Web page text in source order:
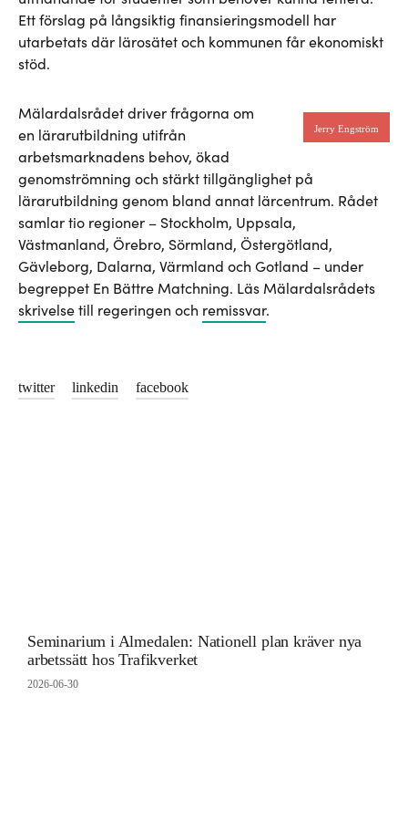
Ett förslag på långsiktig finansieringsmodell har
utarbetats där lärosätet och kommunen får ekonomiskt
stöd.
Jerry Engström
Mälardalsrådet driver frågorna om
en lärarutbildning utifrån
arbetsmarknadens behov, ökad
genomströmning och stärkt tillgänglighet på
lärarutbildning genom bland annat lärcentrum. Rådet
samlar tio regioner – Stockholm, Uppsala,
Västmanland, Örebro, Sörmland, Östergötland,
Gävleborg, Dalarna, Värmland och Gotland – under
begreppet En Bättre Matchning. Läs Mälardalsrådets
skrivelse till regeringen och remissvar.
twitter linkedin facebook
Seminarium i Almedalen: Nationell plan kräver nya
arbetssätt hos Trafikverket
2026-06-30